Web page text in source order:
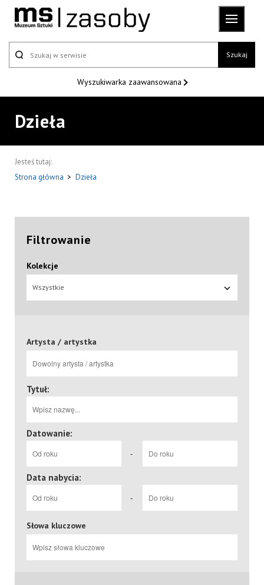
Szukaj
Wyszukiwarka zaawansowana
Dzieła
Jesteś tutaj:
Strona główna > Dzieła
Filtrowanie
Kolekcje
Wszystkie
Artysta / artystka
Tytuł:
Datowanie:
-
Data nabycia:
-
Słowa kluczowe